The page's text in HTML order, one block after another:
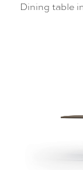
Dining table